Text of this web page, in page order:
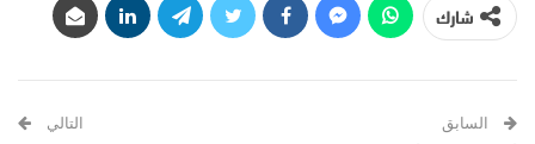
شارك
السابق التالي